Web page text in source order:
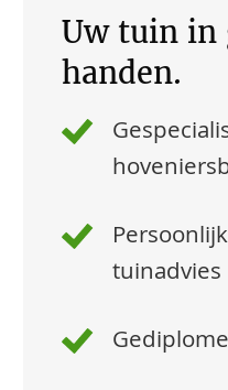
Uw tuin in
handen.
tuinadvies